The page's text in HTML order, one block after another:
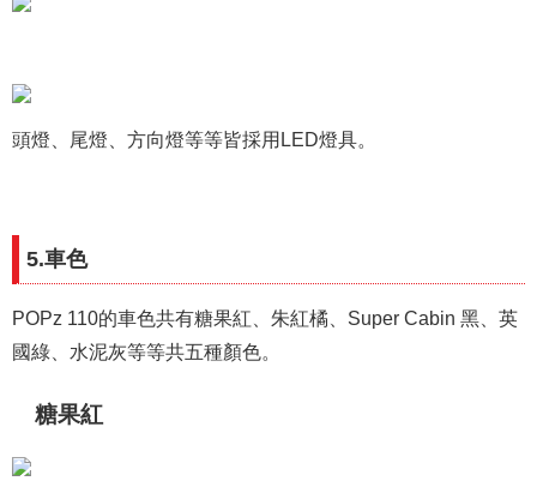
頭燈、尾燈、方向燈等等皆採用LED燈具。
5.車色
POPz 110的車色共有糖果紅、朱紅橘、Super Cabin 黑、英
國綠、水泥灰等等共五種顏色。
糖果紅